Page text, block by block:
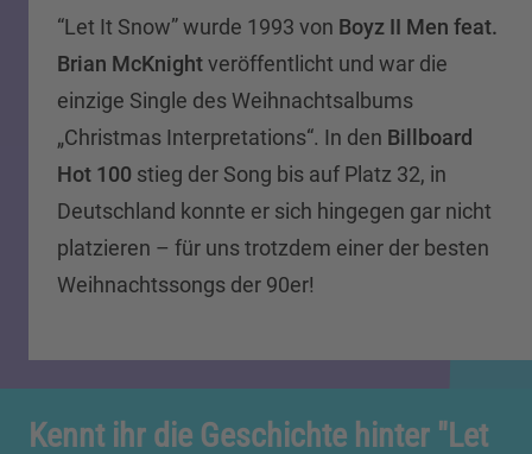
“Let It Snow” wurde 1993 von Boyz II Men feat.
Brian McKnightveröffentlicht und war die
einzige Single des Weihnachtsalbums
„Christmas Interpretations“. In den Billboard
Hot 100 stieg der Song bis auf Platz 32, in
Deutschland konnte er sich hingegen gar nicht
platzieren – für uns trotzdem einer der besten
Weihnachtssongs der 90er!
Kennt ihr die Geschichte hinter "Let